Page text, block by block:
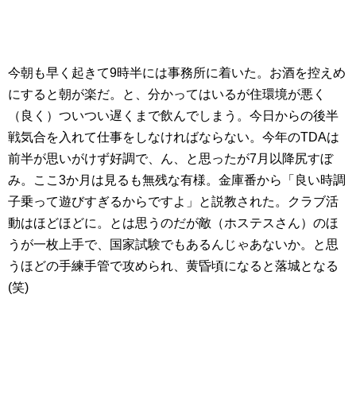
今朝も早く起きて9時半には事務所に着いた。お酒を控えめ
にすると朝が楽だ。と、分かってはいるが住環境が悪く
（良く）ついつい遅くまで飲んでしまう。今日からの後半
戦気合を入れて仕事をしなければならない。今年のTDAは
前半が思いがけず好調で、ん、と思ったが7月以降尻すぼ
み。ここ3か月は見るも無残な有様。金庫番から「良い時調
子乗って遊びすぎるからですよ」と説教された。クラブ活
動はほどほどに。とは思うのだが敵（ホステスさん）のほ
うが一枚上手で、国家試験でもあるんじゃあないか。と思
うほどの手練手管で攻められ、黄昏頃になると落城となる
(笑)